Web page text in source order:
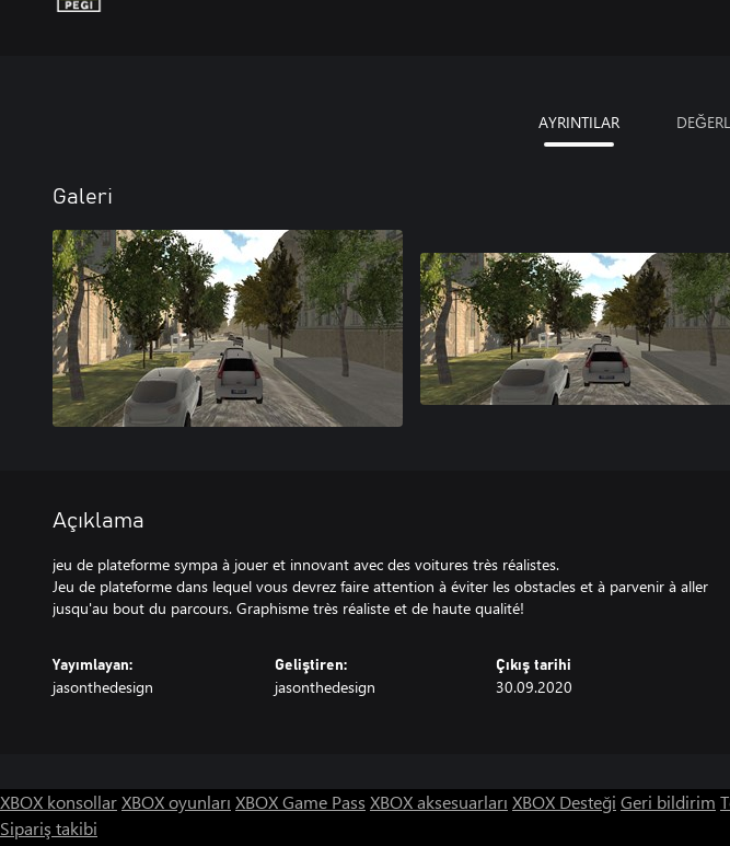
AYRINTILAR
Galeri
Açıklama
jeu de plateforme sympa à jouer et innovant avec des voitures très réalistes.
Jeu de plateforme dans lequel vous devrez faire attention à éviter les obstacles et à parvenir à aller
jusqu'au bout du parcours. Graphisme très réaliste et de haute qualité!
Yayımlayan:
jasonthedesign
Geliştiren:
jasonthedesign
Çıkış tarihi
30.09.2020
XBOX konsollarXBOX oyunları XBOX Game Pass XBOX aksesuarları XBOX Desteği Geri bildirim
Sipariş takibi